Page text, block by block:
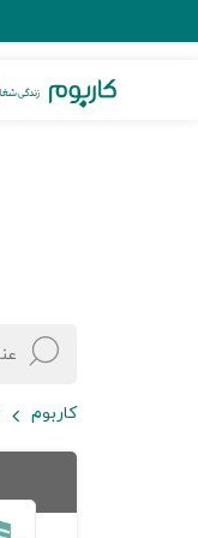
کاربوم